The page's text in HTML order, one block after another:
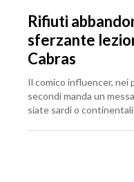
Rifiuti
sferzante
Cabras
Il comico influencer, nei
secondi manda un
siate sardi o